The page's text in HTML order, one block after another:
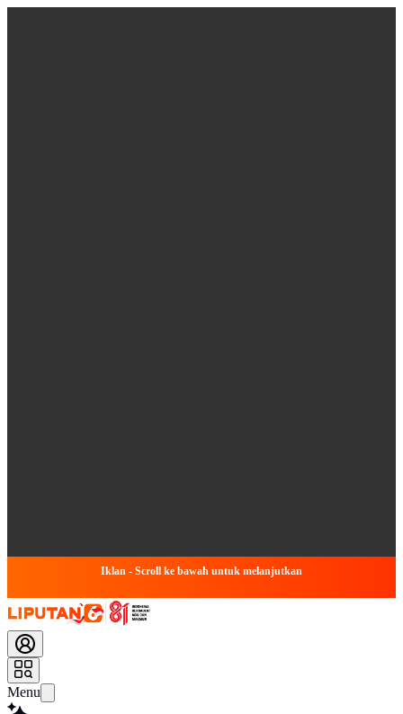
Iklan - Scroll ke bawah untuk melanjutkan
Menu